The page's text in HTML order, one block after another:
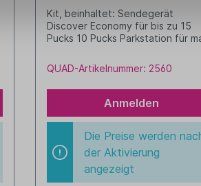
Kit, beinhaltet: Sendegerät
Discover Economy für bis zu 15
Pucks 10 Pucks Parkstation für
QUAD-Artikelnummer: 2560
Anmelden
Die Preise werden
der Aktivierung
angezeigt